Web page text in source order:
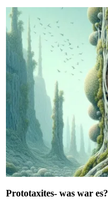
Prototaxites- was war es?